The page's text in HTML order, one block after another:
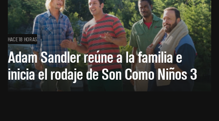
HACE 18 HORAS
Adam Sandler reúne a la familia e
inicia el rodaje de Son Como Niños 3